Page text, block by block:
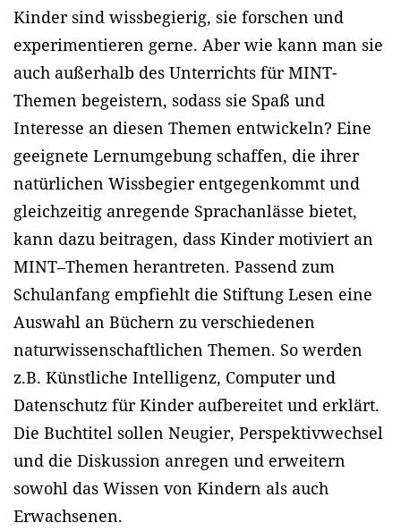
Kinder sind wissbegierig, sie forschen und
experimentieren gerne. Aber wie kann man sie
auch außerhalb des Unterrichts für MINT-
Themen begeistern, sodass sie Spaß und
Interesse an diesen Themen entwickeln? Eine
geeignete Lernumgebung schaffen, die ihrer
natürlichen Wissbegier entgegenkommt und
gleichzeitig anregende Sprachanlässe bietet,
kann dazu beitragen, dass Kinder motiviert an
MINT–Themen herantreten. Passend zum
Schulanfang empfiehlt die Stiftung Lesen eine
Auswahl an Büchern zu verschiedenen
naturwissenschaftlichen Themen. So werden
z.B. Künstliche Intelligenz, Computer und
Datenschutz für Kinder aufbereitet und erklärt.
Die Buchtitel sollen Neugier, Perspektivwechsel
und die Diskussion anregen und erweitern
sowohl das Wissen von Kindern als auch
Erwachsenen.